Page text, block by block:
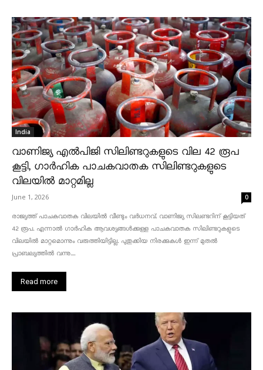
India
വാണിജ്യ എൽപിജി സിലിണ്ടറുകളുടെ വില 42 രൂപ
കൂട്ടി, ഗാർഹിക പാചകവാതക സിലിണ്ടറുകളുടെ
വിലയിൽ മാറ്റമില്ല
June 1, 2026 0
രാജ്യത്ത് പാചകവാതക വിലയിൽ വീണ്ടും വർധനവ്. വാണിജ്യ സിലണ്ടറിന് കൂട്ടിയത്
42 രൂപ. എന്നാൽ ഗാർഹിക ആവശ്യങ്ങൾക്കുള്ള പാചകവാതക സിലിണ്ടറുകളുടെ
വിലയിൽ മാറ്റമൊന്നും വരുത്തിയിട്ടില്ല. പുതുക്കിയ നിരക്കുകൾ ഇന്ന് മുതൽ
പ്രാബല്യത്തിൽ വന്നു....
Read more